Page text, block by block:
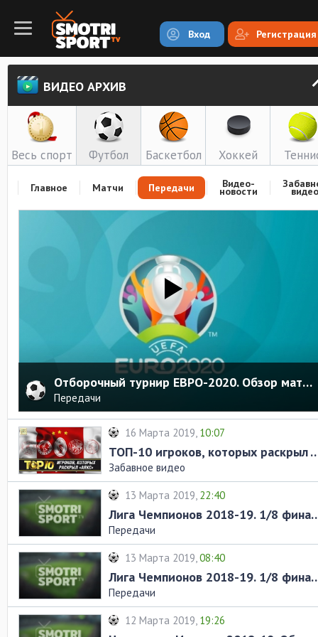
Вход Регистрация
ВИДЕО АРХИВ
Весь спорт Футбол Баскетбол Хоккей
Главное Матчи Передачи Видео-
новости видео
Отборочный турнир ЕВРО-2020. Обзор матчей за 21.03.2019
Передачи
16 Марта 2019, 10:07
ТОП-10 игроков,
Забавное видео
13 Марта 2019, 22:40
Лига Чемпионов 2018-19.
Передачи
13 Марта 2019,08:40
Лига Чемпионов 2018-19.
Передачи
12 Марта 2019, 19:26